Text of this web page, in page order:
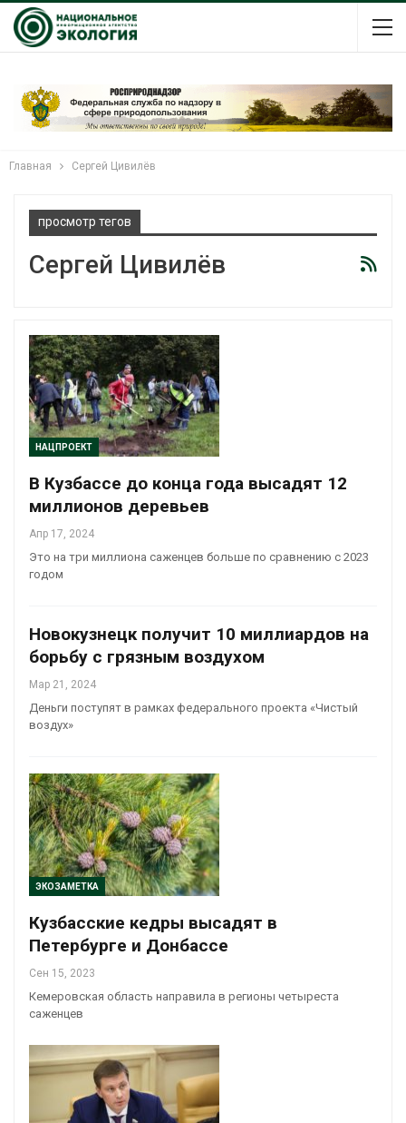
Главная Сергей Цивилёв
просмотр тегов
Сергей Цивилёв
НАЦПРОЕКТ
В Кузбассе до конца года высадят 12
миллионов деревьев
Апр 17, 2024
Это на три миллиона саженцев больше по сравнению с 2023
годом
Новокузнецк получит 10 миллиардов на
борьбу с грязным воздухом
Мар 21, 2024
Деньги поступят в рамках федерального проекта «Чистый
воздух»
ЭКОЗАМЕТКА
Кузбасские кедры высадят в
Петербурге и Донбассе
Сен 15, 2023
Кемеровская область направила в регионы четыреста
саженцев